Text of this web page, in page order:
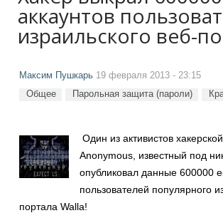
аккаунтов
израильского веб-
Максим Пушкарь 19 февраля 2013 - 23:15
Общее Парольная защита (пароли)
Один из активистов
Anonymous, известный под
опубликовал данные 600000
пользователей популярного
портала Walla!